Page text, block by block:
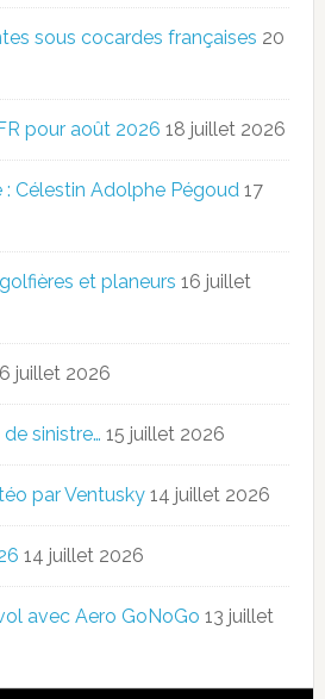
sous cocardes françaises 20
pour août 2026 18 juillet 2026
: Célestin Adolphe Pégoud 17
et planeurs 16 juillet
juillet 2026
sinistre… 15 juillet 2026
par Ventusky 14 juillet 2026
14 juillet 2026
avec Aero GoNoGo 13 juillet